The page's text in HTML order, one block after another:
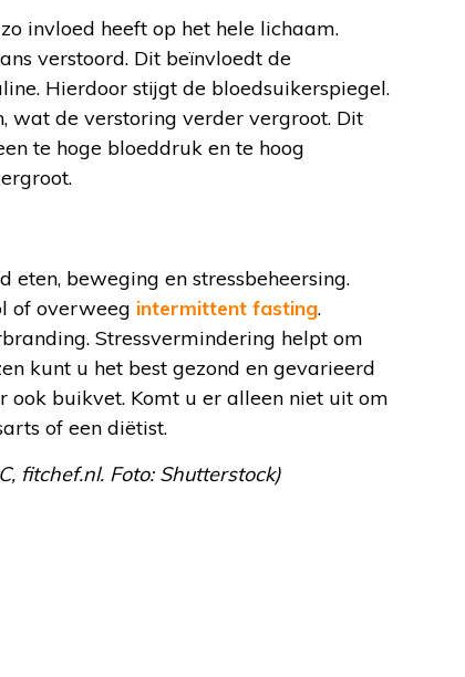
invloed heeft op het hele lichaam.
verstoord. Dit beïnvloedt de
Hierdoor stijgt de bloedsuikerspiegel.
wat de verstoring verder vergroot. Dit
te hoge bloeddruk en te hoog
eten, beweging en stressbeheersing.
of overweeg intermittent fasting.
Stressvermindering helpt om
kunt u het best gezond en gevarieerd
buikvet. Komt u er alleen niet uit om
of een diëtist.
fitchef.nl. Foto: Shutterstock)